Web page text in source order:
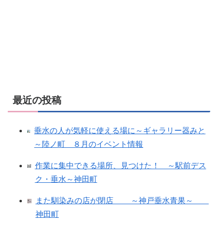
最近の投稿
垂水の人が気軽に使える場に～ギャラリー器みと
～陸ノ町 ８月のイベント情報
作業に集中できる場所、見つけた！ ～駅前デス
ク・垂水～神田町
また馴染みの店が閉店 ～神戸垂水青果～
神田町